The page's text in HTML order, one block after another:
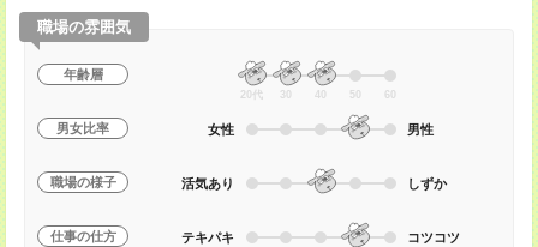
職場の雰囲気
年齢層
20代 30 40 50 60
男女比率 女性 男性
職場の様子 活気あり しずか
仕事の仕方 テキパキ コツコツ